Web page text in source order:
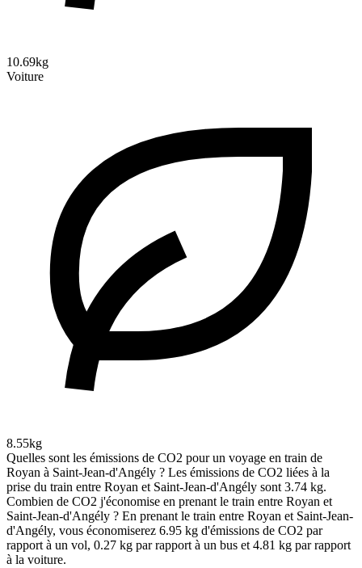
10.69kg
Voiture
8.55kg
Quelles sont les émissions de CO2 pour un voyage en train de
Royan à Saint-Jean-d'Angély ? Les émissions de CO2 liées à la
prise du train entre Royan et Saint-Jean-d'Angély sont 3.74 kg.
Combien de CO2 j'économise en prenant le train entre Royan et
Saint-Jean-d'Angély ? En prenant le train entre Royan et Saint-Jean-
d'Angély, vous économiserez 6.95 kg d'émissions de CO2 par
rapport à un vol, 0.27 kg par rapport à un bus et 4.81 kg par rapport
à la voiture.